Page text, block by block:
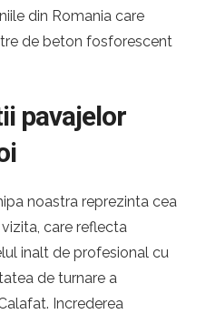
din Romania care
de beton fosforescent
pavajelor
noastra reprezinta cea
care reflecta
inalt de profesional cu
de turnare a
Increderea